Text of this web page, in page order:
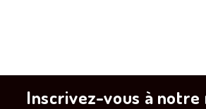
Inscrivez-vous à